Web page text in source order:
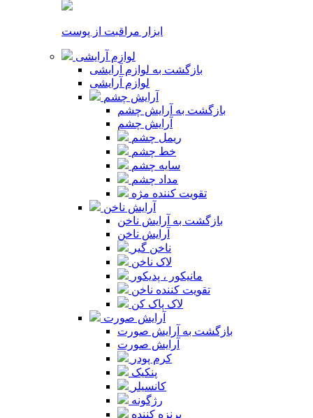
ابزار مراقبت از پوست
لوازم آرایشی
بازگشت به لوازم آرایشی
لوازم آرایشی
آرایش چشم
بازگشت به آرایش چشم
آرایش چشم
ریمل چشم
خط چشم
سایه چشم
مداد چشم
تقویت کننده مژه
آرایش ناخن
بازگشت به آرایش ناخن
آرایش ناخن
ناخن گیر
لاک ناخن
مانیکور ، پدیکور
تقویت کننده ناخن
لاک پاک کن
آرایش صورت
بازگشت به آرایش صورت
آرایش صورت
کرم پودر
پنکیک
کانسیلر
رژگونه
برنزه کننده